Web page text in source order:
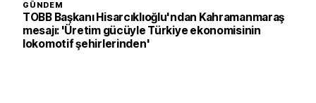
GÜNDEM
TOBB Başkanı Hisarcıklıoğlu'ndan Kahramanmaraş
mesajı: 'Üretim gücüyle Türkiye ekonomisinin
lokomotif şehirlerinden'